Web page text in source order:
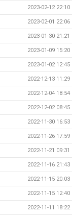
2023-02-12 22:10
2023-02-01 22:06
2023-01-30 21:21
2023-01-09 15:20
2023-01-02 12:45
2022-12-13 11:29
2022-12-04 18:54
2022-12-02 08:45
2022-11-30 16:53
2022-11-26 17:59
2022-11-21 09:31
2022-11-16 21:43
2022-11-15 20:03
2022-11-15 12:40
2022-11-11 18:22